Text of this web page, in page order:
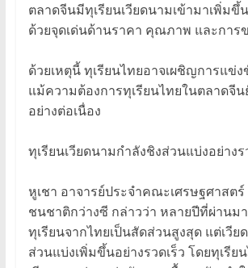
ตลาดจีนมีทุเรียนเวียดนามเข้ามาเพิ่มขึ้
ด้วยจุดเด่นด้านราคา คุณภาพ และการ
ด้วยเหตุนี้ ทุเรียนไทยอาจเผชิญการแข่
แม้ความต้องการทุเรียนไทยในตลาดจีน
อย่างต่อเนื่อง
ทุเรียนเวียดนามกำลังชิงส่วนแบ่งอย่างร
หูเชา อาจารย์ประจำคณะเศรษฐศาสต
ชนชาติกว่างซี กล่าวว่า หลายปีที่ผ่านม
ทุเรียนจากไทยเป็นสัดส่วนสูงสุด แต่เวีย
ส่วนแบ่งเพิ่มขึ้นอย่างรวดเร็ว โดยทุเรีย